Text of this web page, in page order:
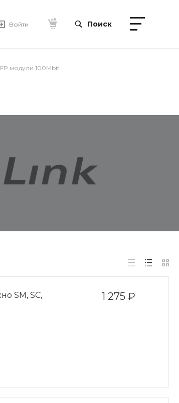
Войти Поиск
модули 100Mbit
1 275 ₽
SM, SC,